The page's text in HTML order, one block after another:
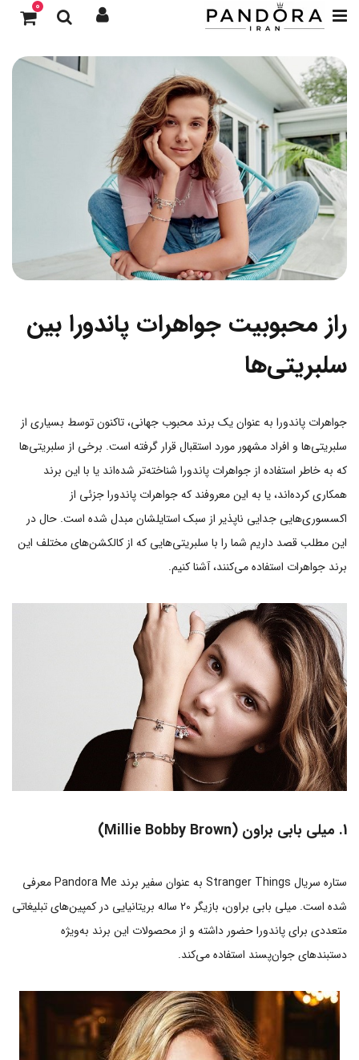
0
راز محبوبیت جواهرات پاندورا بین
سلبریتی‌ها
جواهرات پاندورا به عنوان یک برند محبوب جهانی، تاکنون توسط بسیاری از
سلبریتی‌ها و افراد مشهور مورد استقبال قرار گرفته است. برخی از سلبریتی‌ها
که به خاطر استفاده از جواهرات پاندورا شناخته‌تر شده‌اند یا با این برند
همکاری کرده‌اند، یا به این معروفند که جواهرات پاندورا جزئی از
اکسسوری‌هایی جدایی ناپذیر از سبک استایلشان مبدل شده است. حال در
این مطلب قصد داریم شما را با سلبریتی‌هایی که از کالکشن‌های مختلف این
برند جواهرات استفاده می‌کنند، آشنا کنیم.
1. میلی بابی براون (Millie Bobby Brown)
ستاره سریال Stranger Things به عنوان سفیر برند Pandora Me معرفی
شده است. میلی بابی براون، بازیگر 20 ساله بریتانیایی در کمپین‌های تبلیغاتی
متعددی برای پاندورا حضور داشته و از محصولات این برند به‌ویژه
دستبندهای جوان‌پسند استفاده می‌کند.